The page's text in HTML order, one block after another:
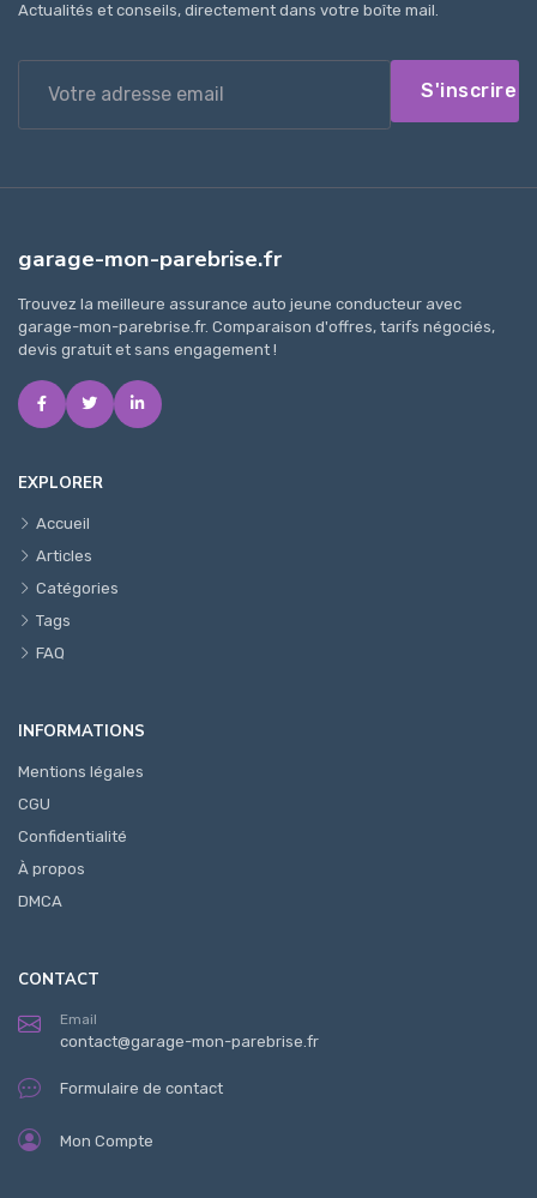
Actualités et conseils, directement dans votre boîte mail.
S'inscrire
garage-mon-parebrise.fr
Trouvez la meilleure assurance auto jeune conducteur avec
garage-mon-parebrise.fr. Comparaison d'offres, tarifs négociés,
devis gratuit et sans engagement !
EXPLORER
Accueil
Articles
Catégories
Tags
FAQ
INFORMATIONS
Mentions légales
CGU
Confidentialité
À propos
DMCA
CONTACT
Email
contact@garage-mon-parebrise.fr
Formulaire de contact
Mon Compte